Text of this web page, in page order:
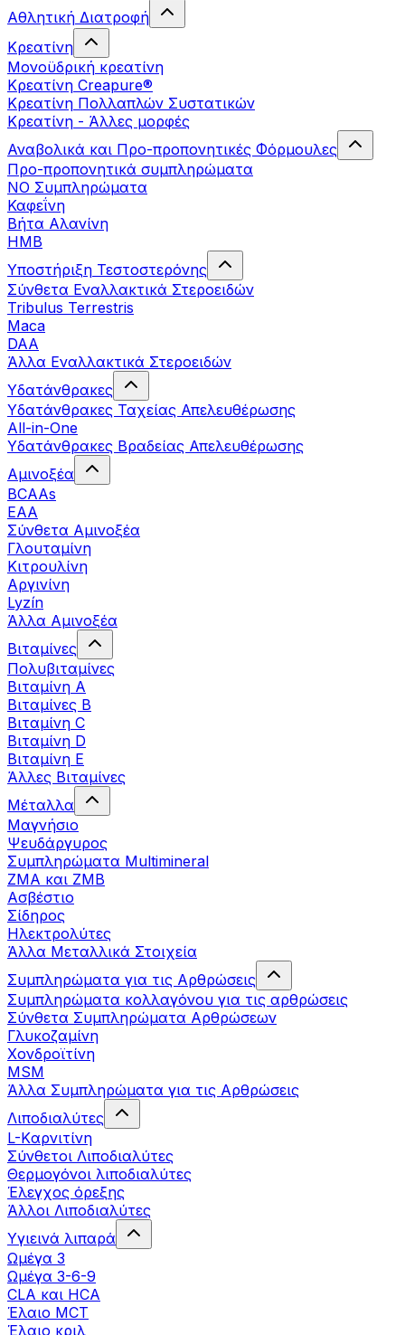
Αθλητική Διατροφή
Κρεατίνη
Μονοϋδρική κρεατίνη
Κρεατίνη Creapure®
Κρεατίνη Πολλαπλών Συστατικών
Κρεατίνη - Άλλες μορφές
Αναβολικά και Προ-προπονητικές Φόρμουλες
Προ-προπονητικά συμπληρώματα
ΝΟ Συμπληρώματα
Καφεΐνη
Βήτα Αλανίνη
HMB
Υποστήριξη Τεστοστερόνης
Σύνθετα Εναλλακτικά Στεροειδών
Tribulus Terrestris
Maca
DAA
Άλλα Εναλλακτικά Στεροειδών
Υδατάνθρακες
Υδατάνθρακες Ταχείας Απελευθέρωσης
All-in-One
Υδατάνθρακες Βραδείας Απελευθέρωσης
Αμινοξέα
BCAAs
EAA
Σύνθετα Αμινοξέα
Γλουταμίνη
Κιτρουλίνη
Αργινίνη
Lyzín
Άλλα Αμινοξέα
Βιταμίνες
Πολυβιταμίνες
Βιταμίνη Α
Βιταμίνες Β
Βιταμίνη C
Βιταμίνη D
Βιταμίνη Ε
Άλλες Βιταμίνες
Μέταλλα
Μαγνήσιο
Ψευδάργυρος
Συμπληρώματα Multimineral
ZMA και ZMB
Ασβέστιο
Σίδηρος
Ηλεκτρολύτες
Άλλα Mεταλλικά Στοιχεία
Συμπληρώματα για τις Αρθρώσεις
Συμπληρώματα κολλαγόνου για τις αρθρώσεις
Σύνθετα Συμπληρώματα Αρθρώσεων
Γλυκοζαμίνη
Χονδροϊτίνη
MSM
Άλλα Συμπληρώματα για τις Αρθρώσεις
Λιποδιαλύτες
L-Kαρνιτίνη
Σύνθετοι Λιποδιαλύτες
Θερμογόνοι λιποδιαλύτες
Έλεγχος όρεξης
Άλλοι Λιποδιαλύτες
Υγιεινά λιπαρά
Ωμέγα 3
Ωμέγα 3-6-9
CLA και HCA
Έλαιο MCT
Έλαιο κριλ